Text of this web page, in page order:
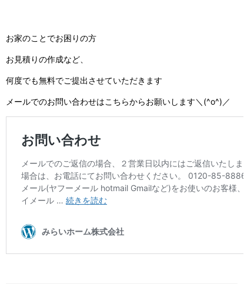
お家のことでお困りの方
お見積りの作成など、
何度でも無料でご提出させていただきます
メールでのお問い合わせはこちらからお願いします＼(^o^)／